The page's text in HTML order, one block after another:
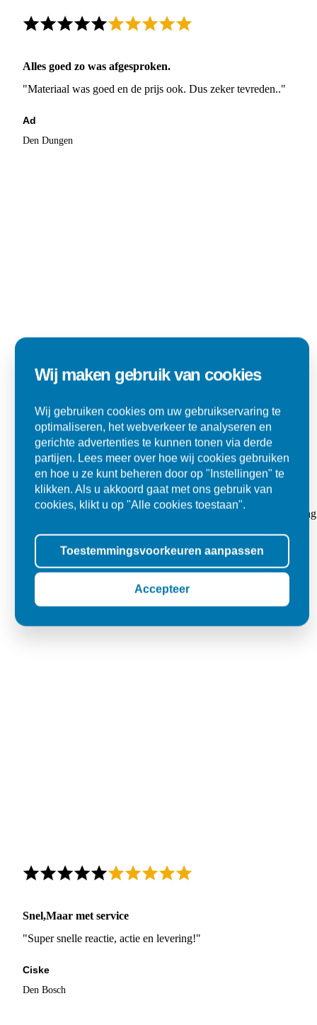
Alles goed zo was afgesproken.
"Materiaal was goed en de prijs ook. Dus zeker tevreden.."
Ad
Den Dungen
Super
"Goed geholpen bij aankoop en zeer klantvriendelijk. De
Jolanda
Snel,Maar met service
"Super snelle reactie, actie en levering!"
Ciske
Den Bosch
Wij maken gebruik van cookies
Wij gebruiken cookies om uw gebruikservaring te
optimaliseren, het webverkeer te analyseren en
gerichte advertenties te kunnen tonen via derde
partijen. Lees meer over hoe wij cookies gebruiken
en hoe u ze kunt beheren door op "Instellingen" te
klikken. Als u akkoord gaat met ons gebruik van
cookies, klikt u op "Alle cookies toestaan".
Toestemmingsvoorkeuren aanpassen
Accepteer